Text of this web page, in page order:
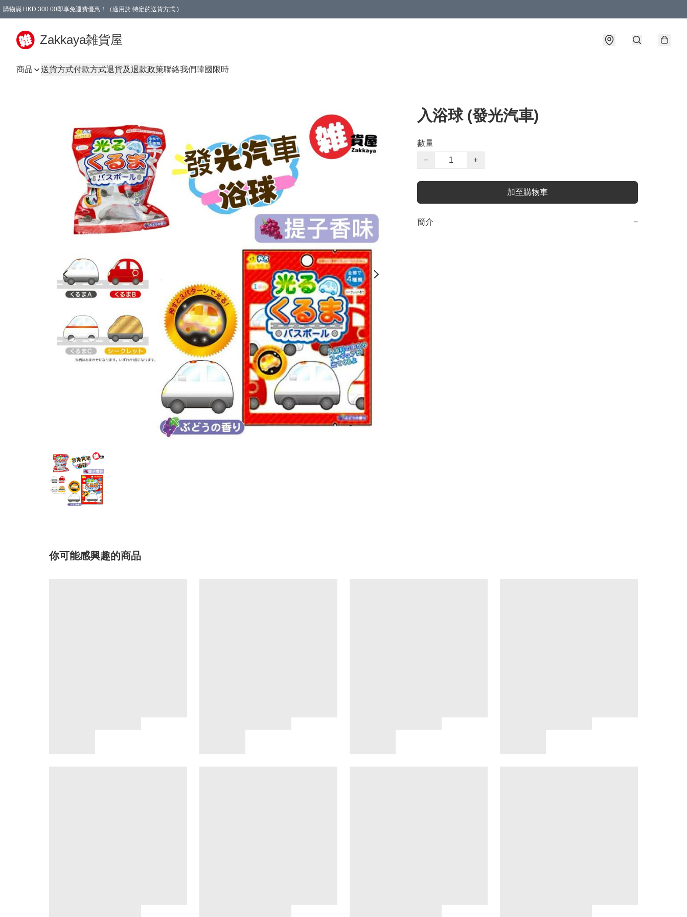
購物滿 HKD 300.00即享免運費優惠！（適用於 特定的送貨方式 )
Zakkaya雑貨屋
商品 送貨方式付款方式退貨及退款政策聯絡我們韓國限時
入浴球 (發光汽車)
數量
−
+
加至購物車
簡介 −
你可能感興趣的商品